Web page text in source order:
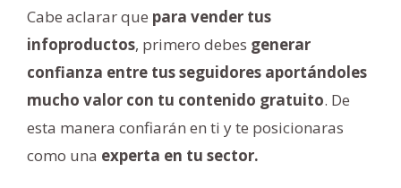
Cabe aclarar que para vender tus
infoproductos, primero debes generar
confianza entre tus seguidores aportándoles
mucho valor con tu contenido gratuito. De
esta manera confiarán en ti y te posicionaras
como una experta en tu sector.